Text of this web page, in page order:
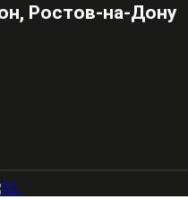
Ростов-на-Дону